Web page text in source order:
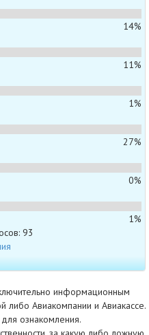
14%
11%
1%
27%
0%
1%
93
информационным
либо Авиакомпании и Авиакассе.
ознакомления.